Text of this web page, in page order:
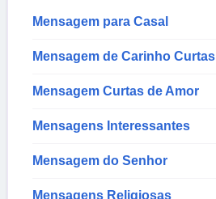
Mensagem para Casal
Mensagem de Carinho Curtas
Mensagem Curtas de Amor
Mensagens Interessantes
Mensagem do Senhor
Mensagens Religiosas